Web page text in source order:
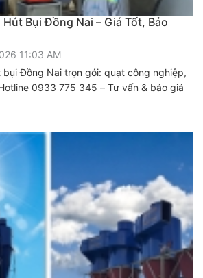
Bụi Đồng Nai – Giá Tốt, Bảo
11:03 AM
Đồng Nai trọn gói: quạt công nghiệp,
0933 775 345 – Tư vấn & báo giá